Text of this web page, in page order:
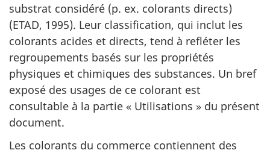
substrat considéré (p. ex. colorants directs)
(ETAD, 1995). Leur classification, qui inclut les
colorants acides et directs, tend à refléter les
regroupements basés sur les propriétés
physiques et chimiques des substances. Un bref
exposé des usages de ce colorant est
consultable à la partie « Utilisations » du présent
document.
Les colorants du commerce contiennent des